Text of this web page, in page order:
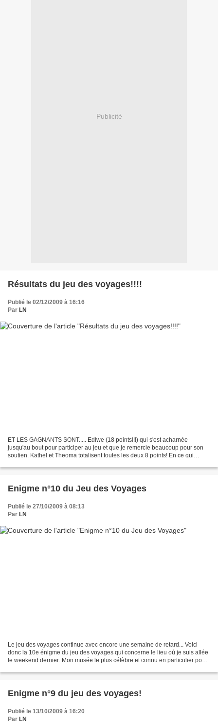
Publicité
Résultats du jeu des voyages!!!!
Publié le 02/12/2009 à 16:16
Par LN
ET LES GAGNANTS SONT..... Edlwe (18 points!!!) qui s'est acharnée
jusqu'au bout pour participer au jeu et que je remercie beaucoup pour son
soutien. Kathel et Theoma totalisent toutes les deux 8 points! En ce qui
Enigme n°10 du Jeu des Voyages
Publié le 27/10/2009 à 08:13
Par LN
Le jeu des voyages continue avec encore une semaine de retard... Voici
donc la 10e énigme du jeu des voyages qui concerne le lieu où je suis allée
le weekend dernier: Mon musée le plus célèbre et connu en particulier pour
Enigme n°9 du jeu des voyages!
Publié le 13/10/2009 à 16:20
Par LN